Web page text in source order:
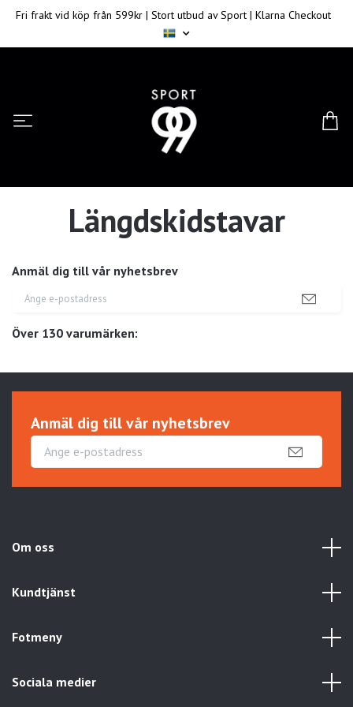
Fri frakt vid köp från 599kr | Stort utbud av Sport | Klarna Checkout
Anmäl dig till vår nyhetsbrev
Över 130 varumärken:
Längdskidstavar
Anmäl dig till vår nyhetsbrev
Om oss
Kundtjänst
Fotmeny
Sociala medier